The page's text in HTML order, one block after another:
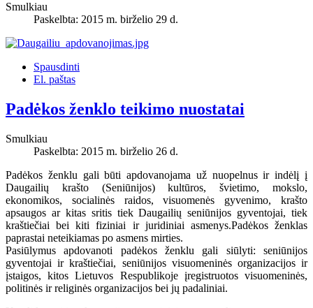
Smulkiau
Paskelbta: 2015 m. birželio 29 d.
Spausdinti
El. paštas
Padėkos ženklo teikimo nuostatai
Smulkiau
Paskelbta: 2015 m. birželio 26 d.
Padėkos ženklu gali būti apdovanojama už nuopelnus ir indėlį į
Daugailių krašto (Seniūnijos) kultūros, švietimo, mokslo,
ekonomikos, socialinės raidos, visuomenės gyvenimo, krašto
apsaugos ar kitas sritis tiek Daugailių seniūnijos gyventojai, tiek
kraštiečiai bei kiti fiziniai ir juridiniai asmenys.Padėkos ženklas
paprastai neteikiamas po asmens mirties.
Pasiūlymus apdovanoti padėkos ženklu gali siūlyti: seniūnijos
gyventojai ir kraštiečiai, seniūnijos visuomeninės organizacijos ir
įstaigos, kitos Lietuvos Respublikoje įregistruotos visuomeninės,
politinės ir religinės organizacijos bei jų padaliniai.